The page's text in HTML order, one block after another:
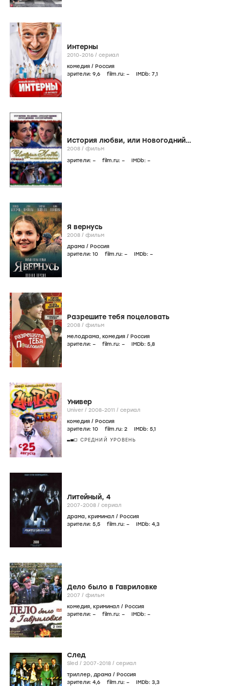
Интерны
2010-2016 / сериал
комедия / Россия
зрители: 9,6 film.ru: – IMDb: 7,1
История любви, или Новогодний
розыгрыш
2008 / фильм
зрители: – film.ru: – IMDb: –
Я вернусь
2008 / фильм
драма / Россия
зрители: 10 film.ru: – IMDb: –
Разрешите тебя поцеловать
2008 / фильм
мелодрама, комедия / Россия
зрители: – film.ru: – IMDb: 5,8
Универ
Univer / 2008-2011 / сериал
комедия / Россия
зрители: 10 film.ru: 2 IMDb: 5,1
СРЕДНИЙ УРОВЕНЬ
Литейный, 4
2007-2008 / сериал
драма, криминал / Россия
зрители: 5,5 film.ru: – IMDb: 4,3
Дело было в Гавриловке
2007 / фильм
комедия, криминал / Россия
зрители: – film.ru: – IMDb: –
След
Sled / 2007-2018 / сериал
триллер, драма / Россия
зрители: 4,6 film.ru: – IMDb: 3,3